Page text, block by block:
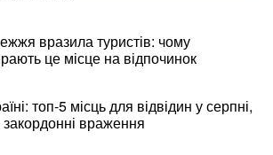
вразила туристів: чому
це місце на відпочинок
топ-5 місць для відвідин у серпні,
враження